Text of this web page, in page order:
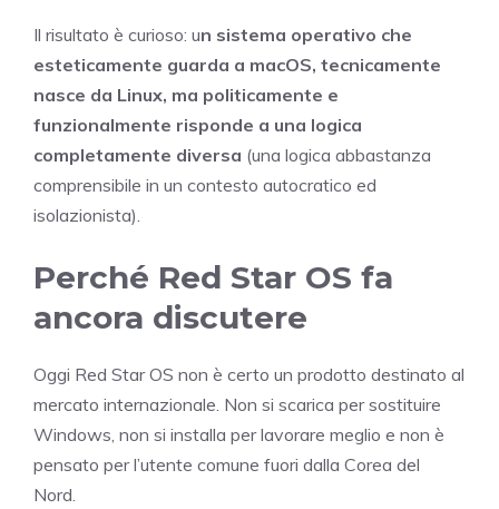
Il risultato è curioso: un sistema operativo che
esteticamente guarda a macOS, tecnicamente
nasce da Linux, ma politicamente e
funzionalmente risponde a una logica
completamente diversa (una logica abbastanza
comprensibile in un contesto autocratico ed
isolazionista).
Perché Red Star OS fa
ancora discutere
Oggi Red Star OS non è certo un prodotto destinato al
mercato internazionale. Non si scarica per sostituire
Windows, non si installa per lavorare meglio e non è
pensato per l’utente comune fuori dalla Corea del
Nord.